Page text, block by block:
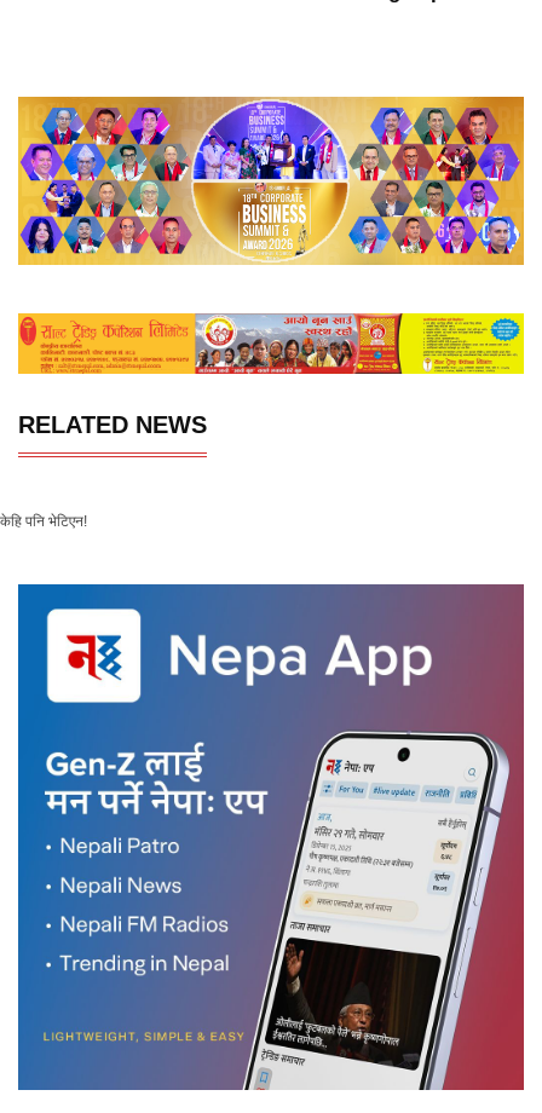
RELATED NEWS
केहि पनि भेटिएन!